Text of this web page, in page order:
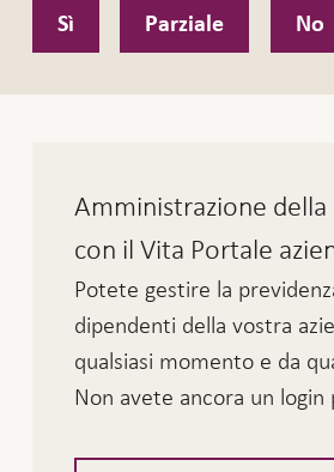
Sì Parziale No
Amministrazione della
con il Vita Portale
Potete gestire la
dipendenti della vostra
qualsiasi momento e da
Non avete ancora un login